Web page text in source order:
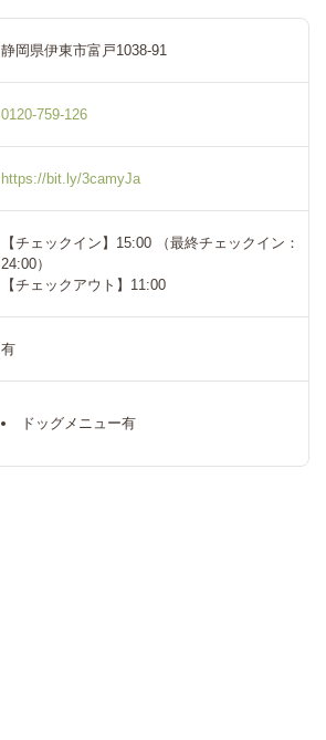
静岡県伊東市富戸1038-91
0120-759-126
https://bit.ly/3camyJa
【チェックイン】15:00 （最終チェックイン：
24:00）
【チェックアウト】11:00
有
ドッグメニュー有